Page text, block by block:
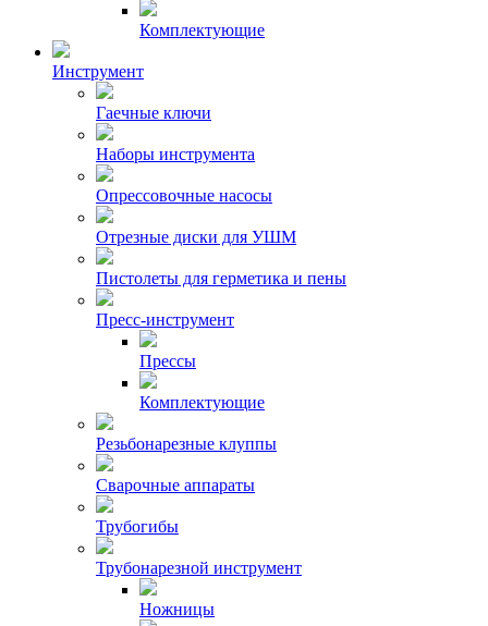
Комплектующие
Инструмент
Гаечные ключи
Наборы инструмента
Опрессовочные насосы
Отрезные диски для УШМ
Пистолеты для герметика и пены
Пресс-инструмент
Прессы
Комплектующие
Резьбонарезные клуппы
Сварочные аппараты
Трубогибы
Трубонарезной инструмент
Ножницы